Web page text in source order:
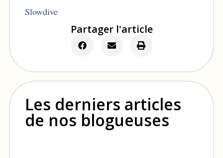
Slowdive
Partager l'article
Les derniers articles
de nos blogueuses